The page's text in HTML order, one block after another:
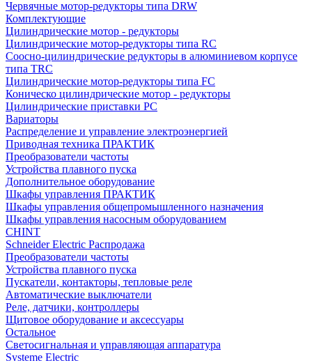
Червячные мотор-редукторы типа DRW
Комплектующие
Цилиндрические мотор - редукторы
Цилиндрические мотор-редукторы типа RC
Соосно-цилиндрические редукторы в алюминиевом корпусе
типа TRC
Цилиндрические мотор-редукторы типа FC
Коническо цилиндрические мотор - редукторы
Цилиндрические приставки PC
Вариаторы
Распределение и управление электроэнергией
Приводная техника ПРАКТИК
Преобразователи частоты
Устройства плавного пуска
Дополнительное оборудование
Шкафы управления ПРАКТИК
Шкафы управления общепромышленного назначения
Шкафы управления насосным оборудованием
CHINT
Schneider Electric Распродажа
Преобразователи частоты
Устройства плавного пуска
Пускатели, контакторы, тепловые реле
Автоматические выключатели
Реле, датчики, контроллеры
Щитовое оборудование и аксессуары
Остальное
Светосигнальная и управляющая аппаратура
Systeme Electric